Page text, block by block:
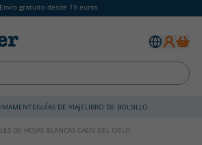
Envío gratuito desde 19 euros
GUÍAS DE VIAJELIBRO DE BOLSILLO
DE HOJAS BLANCAS CAEN DEL CIELO